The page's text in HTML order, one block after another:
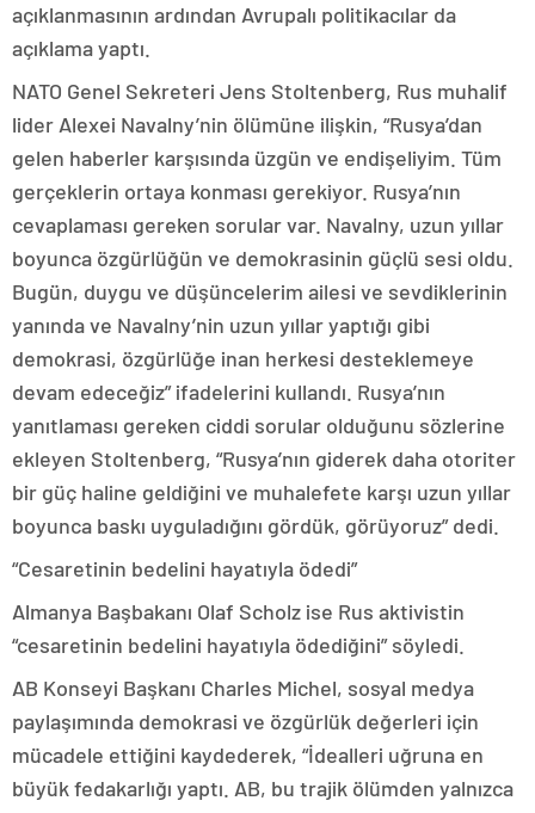
açıklanmasının ardından Avrupalı politikacılar da
açıklama yaptı.
NATO Genel Sekreteri Jens Stoltenberg, Rus muhalif
lider Alexei Navalny’nin ölümüne ilişkin, “Rusya’dan
gelen haberler karşısında üzgün ve endişeliyim. Tüm
gerçeklerin ortaya konması gerekiyor. Rusya’nın
cevaplaması gereken sorular var. Navalny, uzun yıllar
boyunca özgürlüğün ve demokrasinin güçlü sesi oldu.
Bugün, duygu ve düşüncelerim ailesi ve sevdiklerinin
yanında ve Navalny’nin uzun yıllar yaptığı gibi
demokrasi, özgürlüğe inan herkesi desteklemeye
devam edeceğiz” ifadelerini kullandı. Rusya’nın
yanıtlaması gereken ciddi sorular olduğunu sözlerine
ekleyen Stoltenberg, “Rusya’nın giderek daha otoriter
bir güç haline geldiğini ve muhalefete karşı uzun yıllar
boyunca baskı uyguladığını gördük, görüyoruz” dedi.
“Cesaretinin bedelini hayatıyla ödedi”
Almanya Başbakanı Olaf Scholz ise Rus aktivistin
“cesaretinin bedelini hayatıyla ödediğini” söyledi.
AB Konseyi Başkanı Charles Michel, sosyal medya
paylaşımında demokrasi ve özgürlük değerleri için
mücadele ettiğini kaydederek, “İdealleri uğruna en
büyük fedakarlığı yaptı. AB, bu trajik ölümden yalnızca